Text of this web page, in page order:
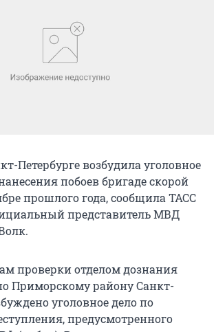
Петербурге возбудила уголовное
побоев бригаде скорой
прошлого года, сообщила ТАСС
представитель МВД
проверки отделом дознания
Приморскому району Санкт-
уголовное дело по
предусмотренного